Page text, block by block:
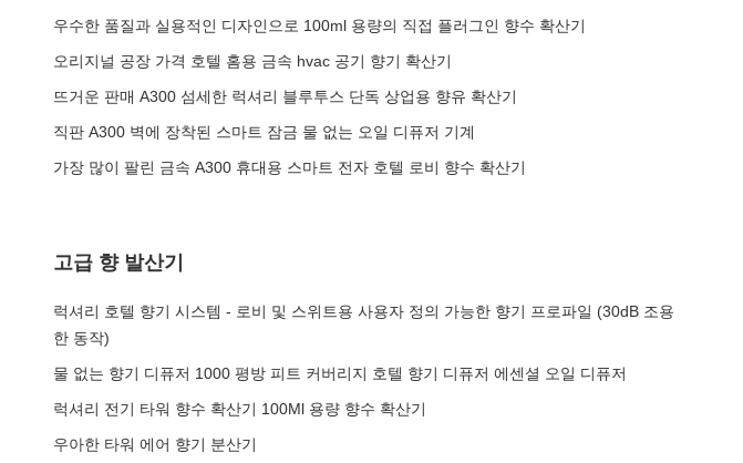
우수한 품질과 실용적인 디자인으로 100ml 용량의 직접 플러그인 향수 확산기
오리지널 공장 가격 호텔 홈용 금속 hvac 공기 향기 확산기
뜨거운 판매 A300 섬세한 럭셔리 블루투스 단독 상업용 향유 확산기
직판 A300 벽에 장착된 스마트 잠금 물 없는 오일 디퓨저 기계
가장 많이 팔린 금속 A300 휴대용 스마트 전자 호텔 로비 향수 확산기
고급 향 발산기
럭셔리 호텔 향기 시스템 - 로비 및 스위트용 사용자 정의 가능한 향기 프로파일 (30dB 조용
한 동작)
물 없는 향기 디퓨저 1000 평방 피트 커버리지 호텔 향기 디퓨저 에센셜 오일 디퓨저
럭셔리 전기 타워 향수 확산기 100Ml 용량 향수 확산기
우아한 타워 에어 향기 분산기